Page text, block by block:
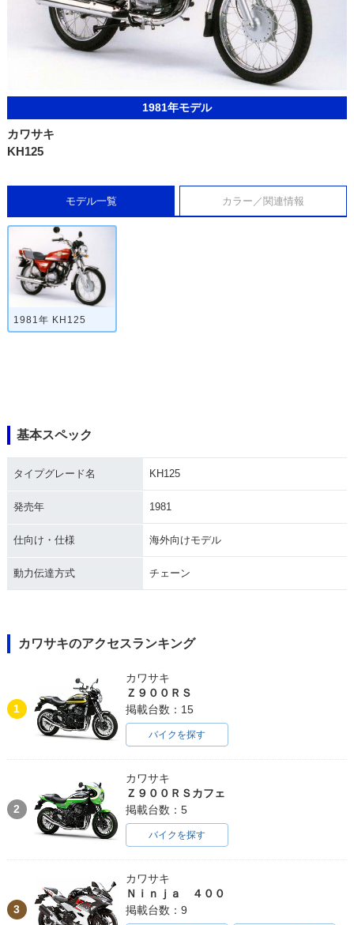
1981年モデル
カワサキ
KH125
モデル一覧 カラー／関連情報
1981年 KH125
基本スペック
タイプグレード名 KH125
発売年 1981
仕向け・仕様 海外向けモデル
動力伝達方式 チェーン
カワサキのアクセスランキング
1
カワサキ
Ｚ９００ＲＳ
掲載台数：15
バイクを探す
2
カワサキ
Ｚ９００ＲＳカフェ
掲載台数：5
バイクを探す
3
カワサキ
Ｎｉｎｊａ ４００
掲載台数：9